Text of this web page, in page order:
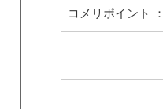
コメリポイント ：